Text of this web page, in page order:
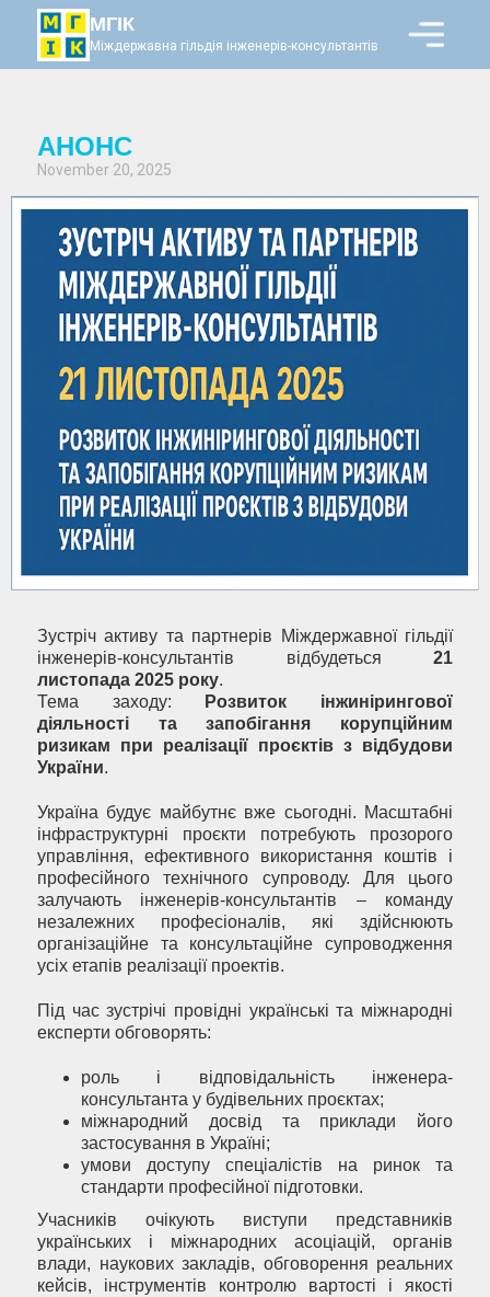
МГІК
Міждержавна гільдія інженерів-консультантів
АНОНС
November 20, 2025
Зустріч активу та партнерів Міждержавної гільдії
інженерів-консультантів відбудеться 21
листопада 2025 року.
Тема заходу:
Розвиток інжинірингової
діяльності та запобігання корупційним
ризикам при реалізації проєктів з відбудови
України.
Україна будує майбутнє вже сьогодні. Масштабні
інфраструктурні проєкти потребують прозорого
управління, ефективного використання коштів і
професійного технічного супроводу. Для цього
залучають інженерів-консультантів – команду
незалежних професіоналів, які здійснюють
організаційне та консультаційне супроводження
усіх етапів реалізації проектів.
Під час зустрічі провідні українські та міжнародні
експерти обговорять:
роль і відповідальність інженера-
консультанта у будівельних проєктах;
міжнародний досвід та приклади його
застосування в Україні;
умови доступу спеціалістів на ринок та
стандарти професійної підготовки.
Учасників очікують виступи представників
українських і міжнародних асоціацій, органів
влади, наукових закладів, обговорення реальних
кейсів, інструментів контролю вартості і якості